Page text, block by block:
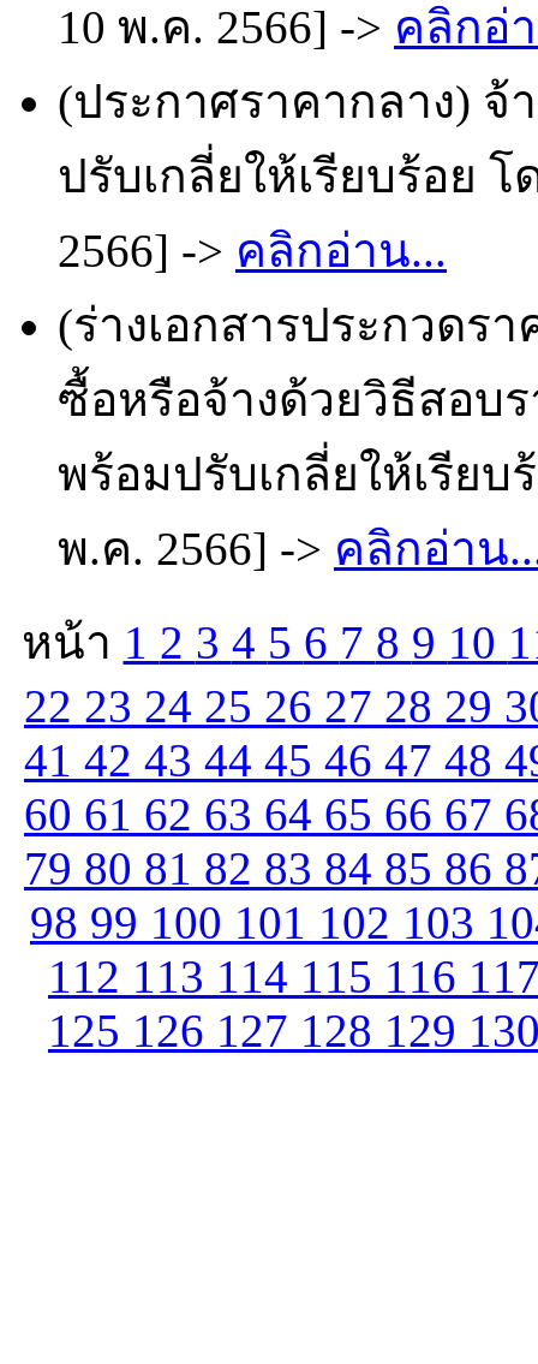
10 พ.ค. 2566] -> คลิกอ่
(ประกาศราคากลาง) จ้
ปรับเกลี่ยให้เรียบร้อย
2566] -> คลิกอ่าน...
(ร่างเอกสารประกวดรา
ซื้อหรือจ้างด้วยวิธีสอบ
พร้อมปรับเกลี่ยให้เรียบ
พ.ค. 2566] -> คลิกอ่าน
หน้า 1 2 3 4 5 6 7 8 9 10
22 23 24 25 26 27 28 29
41 42 43 44 45 46 47 48
60 61 62 63 64 65 66 67
79 80 81 82 83 84 85 86
98 99 100 101 102 103
112 113 114 115 116
125 126 127 128 129